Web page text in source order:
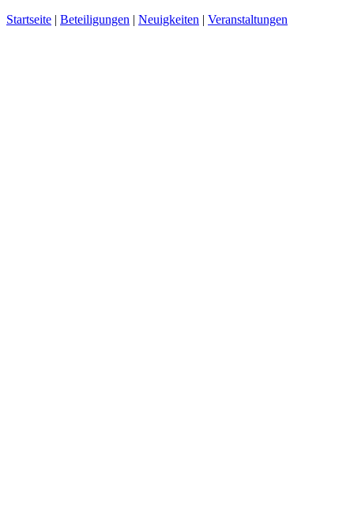
Startseite | Beteiligungen | Neuigkeiten | Veranstaltungen